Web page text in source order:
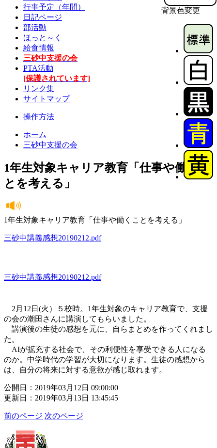
背景色変更
行事予定（年間）
日記ページ
部活動
ほっと～く
給食情報
三砂中支援の会
PTA活動
[保護されています]
リンク集
サイトマップ
操作方法
ホーム
三砂中支援の会
1年生対象キャリア教育「仕事や働くこ
とを考える」
1年生対象キャリア教育「仕事や働くことを考える」
三砂中講義感想20190212.pdf
三砂中講義感想20190212.pdf
2月12日(火）５校時。1年生対象のキャリア教育で、支援
の会の潮田さんに講演してもらいました。
講演後の生徒の感想を元に、自らまとめを作ってくれまし
た。
AIが拡充する社会で、その利便性を享受できる人になる
のか。中学時代の学習が大切になります。生徒の感想から
は、自分の将来に対する意欲が感じ取れます。
公開日：2019年03月12日 09:00:00
更新日：2019年03月13日 13:45:45
前のページ 次のページ